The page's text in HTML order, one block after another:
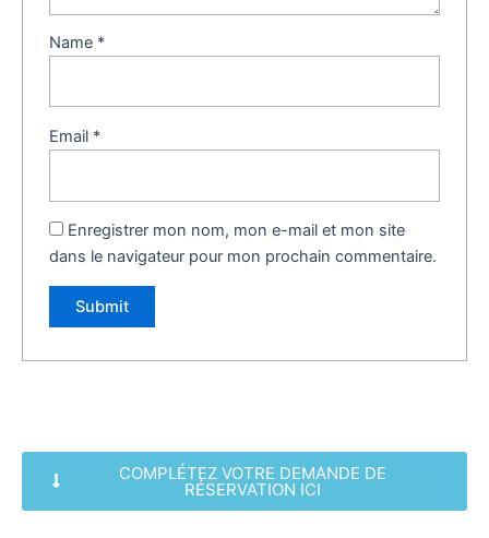
Name *
Email *
Enregistrer mon nom, mon e-mail et mon site
dans le navigateur pour mon prochain commentaire.
COMPLÉTEZ VOTRE DEMANDE DE
RÉSERVATION ICI